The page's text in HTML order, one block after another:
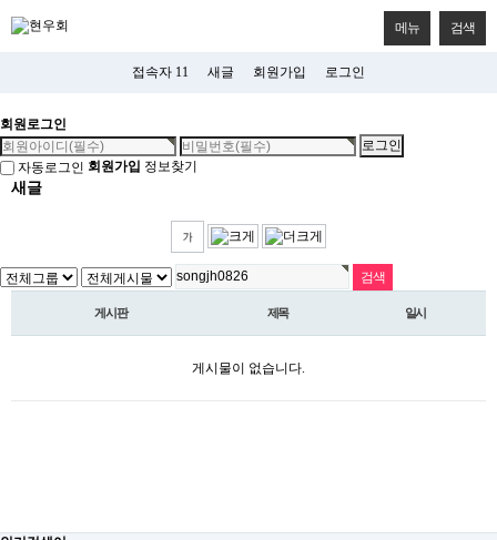
메뉴 검색
접속자 11 새글 회원가입 로그인
회원로그인
자동로그인 회원가입 정보찾기
새글
게시판 제목 일시
게시물이 없습니다.